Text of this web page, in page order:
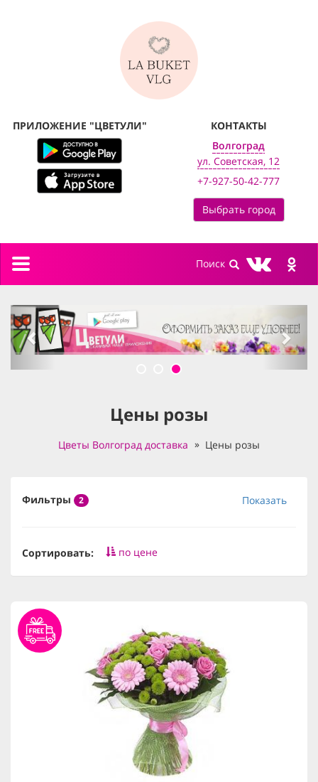
ПРИЛОЖЕНИЕ "ЦВЕТУЛИ"
КОНТАКТЫ
Волгоград
ул. Советская, 12
+7-927-50-42-777
Выбрать город
Toggle
previous
Цены розы
Цветы Волгоград доставка Цены розы
Фильтры 2 Показать
Сортировать: по цене